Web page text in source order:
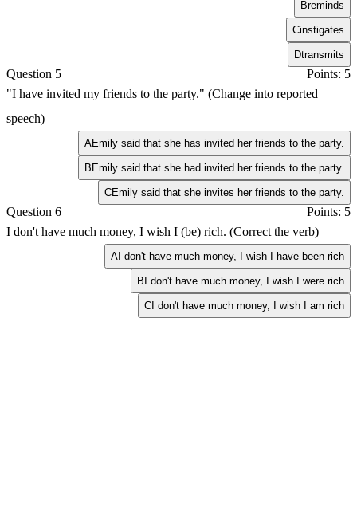
Breminds
Cinstigates
Dtransmits
Question 5
Points: 5
"I have invited my friends to the party." (Change into reported
speech)
AEmily said that she has invited her friends to the party.
BEmily said that she had invited her friends to the party.
CEmily said that she invites her friends to the party.
Question 6
Points: 5
I don't have much money, I wish I (be) rich. (Correct the verb)
A I don't have much money, I wish I have been rich
B I don't have much money, I wish I were rich
C I don't have much money, I wish I am rich